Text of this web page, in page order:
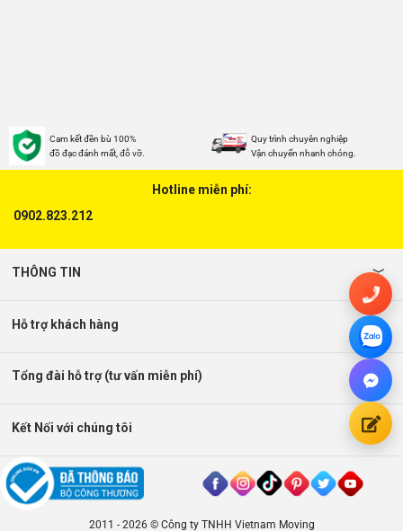
Cam kết đền bù 100%
đồ đạc đánh mất, đỗ vỡ.
Quy trình chuyên nghiệp
Vận chuyển nhanh chóng.
Hotline miễn phí:
0902.823.212
THÔNG TIN
Hỗ trợ khách hàng
Tổng đài hỗ trợ (tư vấn miễn phí)
Kết Nối với chúng tôi
2011 - 2026 © Công ty TNHH Vietnam Moving